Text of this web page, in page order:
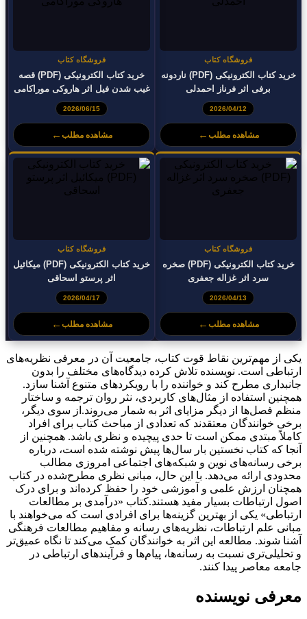
فروشگاه کتاب
خرید کتاب الکترونیکی (PDF) ناردونه
برفی اثر فرناز احمدلی
2026/04/12
مشاهده مطلب ←
فروشگاه کتاب
خرید کتاب الکترونیکی (PDF) قصه
غیب شدن فیل اثر هاروکی موراکامی
2026/06/15
مشاهده مطلب ←
فروشگاه کتاب
خرید کتاب الکترونیکی (PDF) صخره
سرد اثر غزاله جعفری
2026/04/13
مشاهده مطلب ←
فروشگاه کتاب
خرید کتاب الکترونیکی (PDF) میکائیل
اثر پرستو اسحاقی
2026/04/17
مشاهده مطلب ←
یکی از مهم‌ترین نقاط قوت کتاب، جامعیت آن در معرفی نظریه‌های
ارتباطی است. نویسنده تلاش کرده دیدگاه‌های مختلف را بدون
جانبداری مطرح کند و خواننده را با رویکردهای متنوع آشنا سازد.
همچنین استفاده از مثال‌های کاربردی، نثر روان ترجمه و ساختار
منظم فصل‌ها از دیگر مزایای اثر به شمار می‌روند.از سوی دیگر،
برخی خوانندگان معتقدند که تعدادی از مباحث کتاب برای افراد
کاملاً مبتدی ممکن است تا حدی پیچیده و نظری باشد. همچنین از
آنجا که کتاب نخستین بار سال‌ها پیش نوشته شده است، درباره
برخی رسانه‌های نوین و شبکه‌های اجتماعی امروزی مطالب
محدودی ارائه می‌دهد. با این حال، مبانی نظری مطرح‌شده در کتاب
همچنان ارزش علمی و آموزشی خود را حفظ کرده‌اند و برای درک
اصول ارتباطات بسیار مفید هستند.کتاب «درآمدی بر مطالعات
ارتباطی» یکی از بهترین گزینه‌ها برای افرادی است که می‌خواهند با
مبانی علم ارتباطات، نظریه‌های رسانه و مفاهیم مطالعات فرهنگی
آشنا شوند. مطالعه این اثر به خوانندگان کمک می‌کند تا نگاه عمیق‌تر
و تحلیلی‌تری نسبت به رسانه‌ها، پیام‌ها و فرآیندهای ارتباطی در
جامعه معاصر پیدا کنند.
معرفی نویسنده